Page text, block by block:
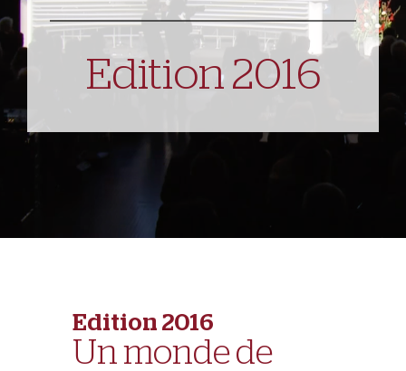
Edition 2016
Edition 2016
Un monde de